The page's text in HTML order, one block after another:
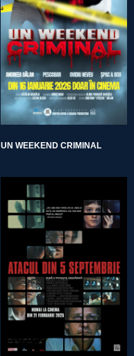
UN WEEKEND CRIMINAL